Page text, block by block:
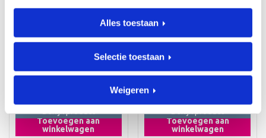
Alles toestaan
Selectie toestaan
Weigeren
Geboorteklompje
Faylinn
€36,95
Toevoegen aan
winkelwagen
KRAAMCADEAUS
Geboorteklompje
Imme
Art. klomp_00056
€36,95
Toevoegen aan
winkelwagen